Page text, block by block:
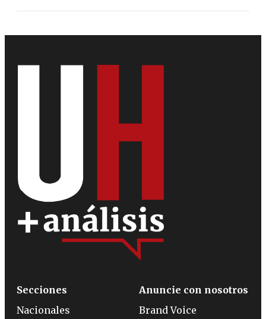
Secciones
Nacionales
Anuncie con nosotros
Brand Voice